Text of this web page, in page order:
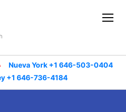
Nueva York +1 646-503-0404
+1 646-736-4184